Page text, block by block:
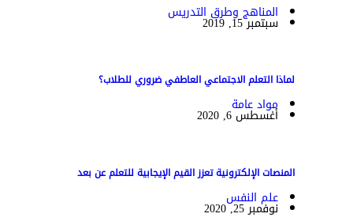
المناهج وطرق التدريس
سبتمبر 15, 2019
لماذا التعلم الاجتماعي العاطفي ضروري للطلاب؟
مواد عامة
أغسطس 6, 2020
المنصات الإلكترونية تعزز القيم الإيجابية للتعلم عن بعد
علم النفس
نوفمبر 25, 2020